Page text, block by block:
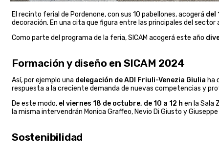
El recinto ferial de Pordenone, con sus 10 pabellones, acogerá del
decoración. En una cita que figura entre las principales del sector
Como parte del programa de la feria, SICAM acogerá este año
Formación y diseño en SICAM 2024
Así, por ejemplo una delegación de ADI Friuli-Venezia Giulia ha
respuesta a la creciente demanda de nuevas competencias y
De este modo, el viernes 18 de octubre, de 10 a 12 h en la Sala
la misma intervendrán Monica Graffeo, Nevio Di Giusto y Giuseppe
Sostenibilidad